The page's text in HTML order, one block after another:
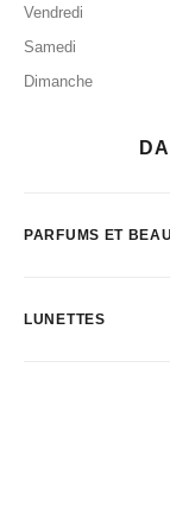
Vendredi
Samedi
Dimanche
PARFUMS ET
LUNETTES